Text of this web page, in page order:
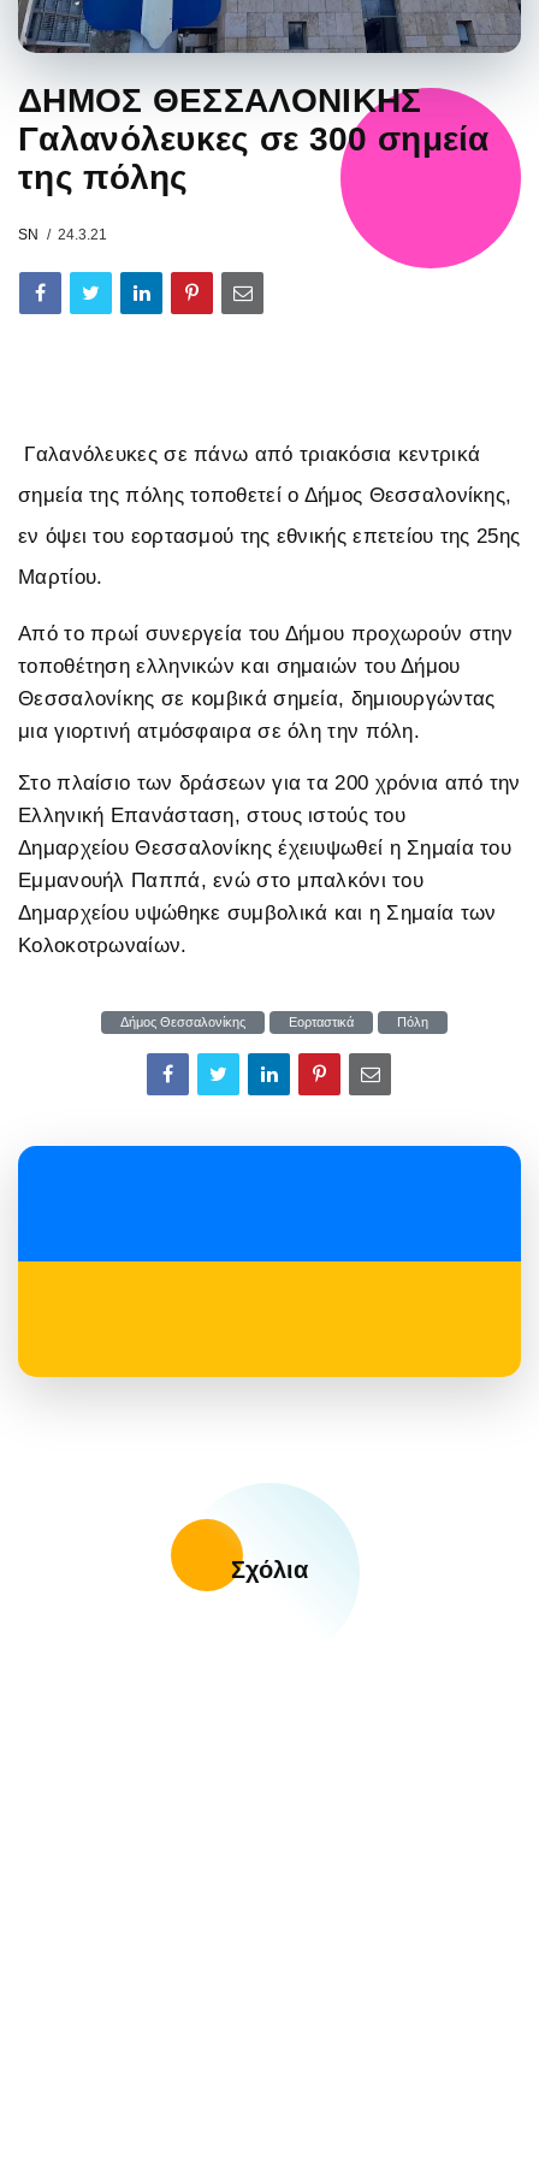
ΔΗΜΟΣ ΘΕΣΣΑΛΟΝΙΚΗΣ
Γαλανόλευκες σε 300 σημεία
της πόλης
SN 24.3.21
Γαλανόλευκες σε πάνω από τριακόσια κεντρικά
σημεία της πόλης τοποθετεί ο Δήμος Θεσσαλονίκης,
εν όψει του εορτασμού της εθνικής επετείου της 25ης
Μαρτίου.
Από το πρωί συνεργεία του Δήμου προχωρούν στην
τοποθέτηση ελληνικών και σημαιών του Δήμου
Θεσσαλονίκης σε κομβικά σημεία, δημιουργώντας
μια γιορτινή ατμόσφαιρα σε όλη την πόλη.
Στο πλαίσιο των δράσεων για τα 200 χρόνια από την
Ελληνική Επανάσταση, στους ιστούς του
Δημαρχείου Θεσσαλονίκης έχειυψωθεί η Σημαία του
Εμμανουήλ Παππά, ενώ στο μπαλκόνι του
Δημαρχείου υψώθηκε συμβολικά και η Σημαία των
Κολοκοτρωναίων.
Δήμος Θεσσαλονίκης Εορταστικά Πόλη
Σχόλια